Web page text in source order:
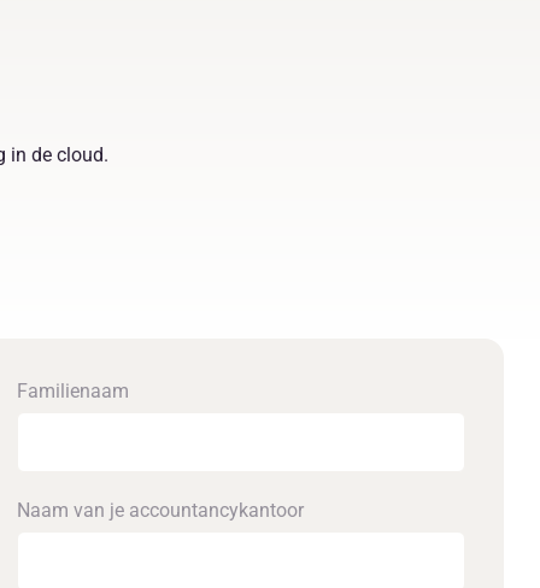
in de cloud.
Familienaam
Naam van je accounta­ncykantoor